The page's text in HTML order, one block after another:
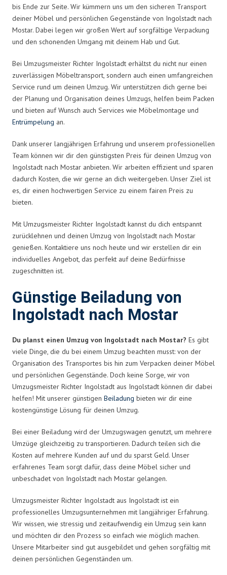
bis Ende zur Seite. Wir kümmern uns um den sicheren Transport
deiner Möbel und persönlichen Gegenstände von Ingolstadt nach
Mostar. Dabei legen wir großen Wert auf sorgfältige Verpackung
und den schonenden Umgang mit deinem Hab und Gut.
Bei Umzugsmeister Richter Ingolstadt erhältst du nicht nur einen
zuverlässigen Möbeltransport, sondern auch einen umfangreichen
Service rund um deinen Umzug. Wir unterstützen dich gerne bei
der Planung und Organisation deines Umzugs, helfen beim Packen
und bieten auf Wunsch auch Services wie Möbelmontage und
Entrümpelung an.
Dank unserer langjährigen Erfahrung und unserem professionellen
Team können wir dir den günstigsten Preis für deinen Umzug von
Ingolstadt nach Mostar anbieten. Wir arbeiten effizient und sparen
dadurch Kosten, die wir gerne an dich weitergeben. Unser Ziel ist
es, dir einen hochwertigen Service zu einem fairen Preis zu
bieten.
Mit Umzugsmeister Richter Ingolstadt kannst du dich entspannt
zurücklehnen und deinen Umzug von Ingolstadt nach Mostar
genießen. Kontaktiere uns noch heute und wir erstellen dir ein
individuelles Angebot, das perfekt auf deine Bedürfnisse
zugeschnitten ist.
Günstige Beiladung von
Ingolstadt nach Mostar
Du planst einen Umzug von Ingolstadt nach Mostar? Es gibt
viele Dinge, die du bei einem Umzug beachten musst: von der
Organisation des Transportes bis hin zum Verpacken deiner Möbel
und persönlichen Gegenstände. Doch keine Sorge, wir von
Umzugsmeister Richter Ingolstadt aus Ingolstadt können dir dabei
helfen! Mit unserer günstigen Beiladung bieten wir dir eine
kostengünstige Lösung für deinen Umzug.
Bei einer Beiladung wird der Umzugswagen genutzt, um mehrere
Umzüge gleichzeitig zu transportieren. Dadurch teilen sich die
Kosten auf mehrere Kunden auf und du sparst Geld. Unser
erfahrenes Team sorgt dafür, dass deine Möbel sicher und
unbeschadet von Ingolstadt nach Mostar gelangen.
Umzugsmeister Richter Ingolstadt aus Ingolstadt ist ein
professionelles Umzugsunternehmen mit langjähriger Erfahrung.
Wir wissen, wie stressig und zeitaufwendig ein Umzug sein kann
und möchten dir den Prozess so einfach wie möglich machen.
Unsere Mitarbeiter sind gut ausgebildet und gehen sorgfältig mit
deinen persönlichen Gegenständen um.